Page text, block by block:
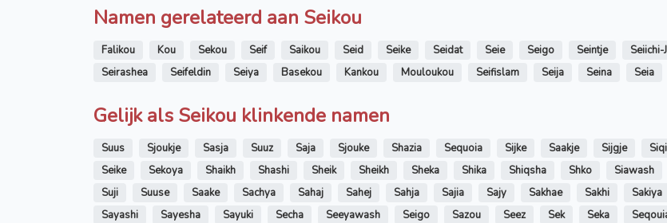
Namen gerelateerd aan Seikou
Falikou Kou Sekou Seif Saikou Seid Seike Seidat Seie Seigo Seintje Seiichi-
Seirashea
Seifeldin Seiya Basekou Kankou Mouloukou Seifislam Seija Seina Seia
Gelijk als Seikou klinkende namen
Suus Sjoukje Sasja Suuz Saja Sjouke Shazia Sequoia Sijke Saakje Sijgje Siqi
Seike
Sekoya Shaikh Shashi Sheik Sheikh Sheka Shika Shiqsha Shko Siawash
Suji
Suuse Saake Sachya Sahaj Sahej Sahja Sajia Sajy Sakhae Sakhi Sakiya
Sayashi
Sayesha Sayuki Secha Seeyawash Seigo Sazou Seez Sek Seka